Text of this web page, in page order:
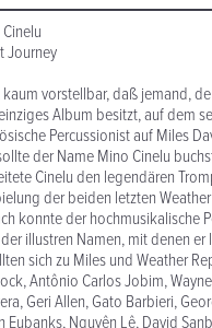
Cinelu
Journey
kaum vorstellbar, daß jemand,
Album besitzt, auf dem
Percussionist auf Miles
der Name Mino Cinelu
Cinelu den legendären
der beiden letzten
konnte der hochmusikalische
illustren Namen, mit denen
sich zu Miles und Weather
Antônio Carlos Jobim,
Geri Allen, Gato Barbieri,
Eubanks, Nguyên Lê, David